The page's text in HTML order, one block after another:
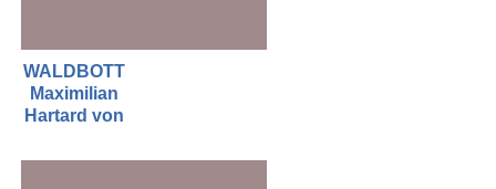
WALDBOTT
Maximilian
Hartard von